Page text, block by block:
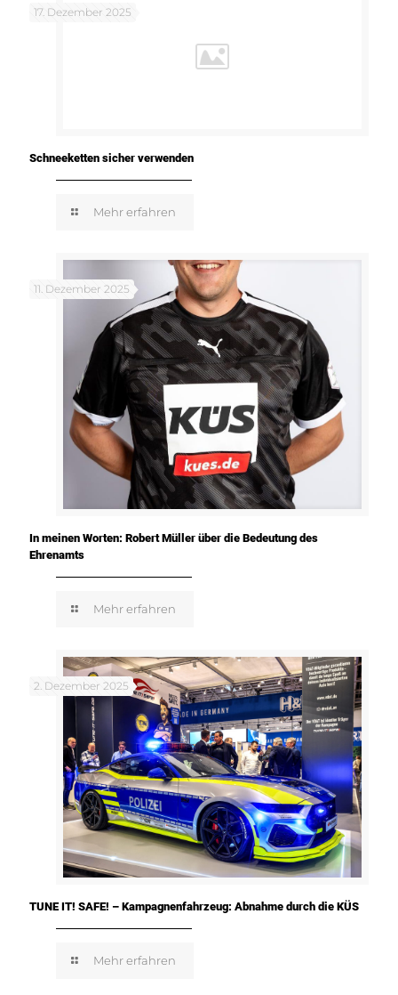
17. Dezember 2025
Schneeketten sicher verwenden
Mehr erfahren
11. Dezember 2025
In meinen Worten: Robert Müller über die Bedeutung des
Ehrenamts
Mehr erfahren
2. Dezember 2025
TUNE IT! SAFE! – Kampagnenfahrzeug: Abnahme durch die KÜS
Mehr erfahren